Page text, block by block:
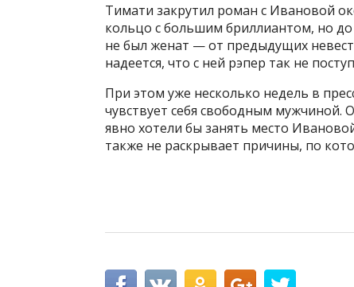
Тимати закрутил роман с Ивановой
кольцо с большим бриллиантом, но
не был женат — от предыдущих
надеется, что с ней рэпер так не
При этом уже несколько недель в
чувствует себя свободным мужчиной.
явно хотели бы занять место
также не раскрывает причины, по